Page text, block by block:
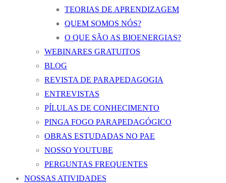
TEORIAS DE APRENDIZAGEM
QUEM SOMOS NÓS?
O QUE SÃO AS BIOENERGIAS?
WEBINARES GRATUITOS
BLOG
REVISTA DE PARAPEDAGOGIA
ENTREVISTAS
PÍLULAS DE CONHECIMENTO
PINGA FOGO PARAPEDAGÓGICO
OBRAS ESTUDADAS NO PAE
NOSSO YOUTUBE
PERGUNTAS FREQUENTES
NOSSAS ATIVIDADES